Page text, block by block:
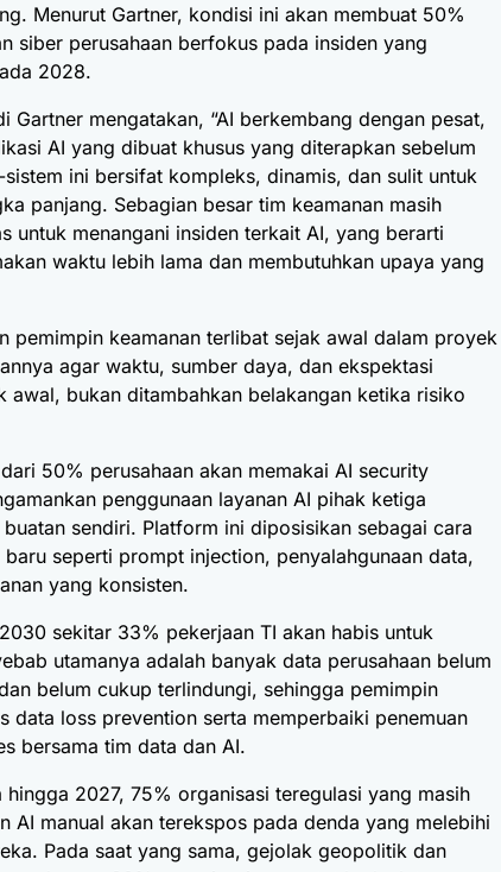
Menurut Gartner, kondisi ini akan membuat 50%
siber perusahaan berfokus pada insiden yang
2028.
Gartner mengatakan, “AI berkembang dengan pesat,
AI yang dibuat khusus yang diterapkan sebelum
ini bersifat kompleks, dinamis, dan sulit untuk
panjang. Sebagian besar tim keamanan masih
untuk menangani insiden terkait AI, yang berarti
waktu lebih lama dan membutuhkan upaya yang
pemimpin keamanan terlibat sejak awal dalam proyek
agar waktu, sumber daya, dan ekspektasi
awal, bukan ditambahkan belakangan ketika risiko
50% perusahaan akan memakai AI security
penggunaan layanan AI pihak ketiga
sendiri. Platform ini diposisikan sebagai cara
seperti prompt injection, penyalahgunaan data,
yang konsisten.
sekitar 33% pekerjaan TI akan habis untuk
utamanya adalah banyak data perusahaan belum
belum cukup terlindungi, sehingga pemimpin
data loss prevention serta memperbaiki penemuan
bersama tim data dan AI.
2027, 75% organisasi teregulasi yang masih
AI manual akan terekspos pada denda yang melebihi
Pada saat yang sama, gejolak geopolitik dan